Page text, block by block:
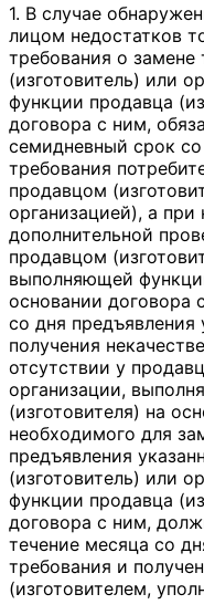
1. В случае
лицом недостатков
требования о замене
(изготовитель) или
функции продавца
договора с ним,
семидневный срок со
требования
продавцом
организацией), а
дополнительной
продавцом
выполняющей
основании договора
со дня предъявления
получения
отсутствии у
организации,
(изготовителя) на
необходимого для
предъявления
(изготовитель) или
функции продавца
договора с ним,
течение месяца со
требования и
(изготовителем,